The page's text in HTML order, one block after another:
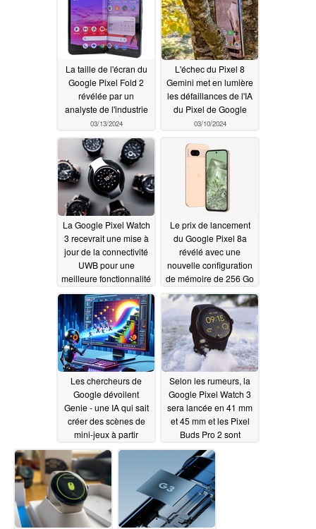
La taille de l'écran du
Google Pixel Fold 2
révélée par un
analyste de l'industrie
03/13/2024
L'échec du Pixel 8
Gemini met en lumière
les défaillances de l'IA
du Pixel de Google
03/10/2024
La Google Pixel Watch
3 recevrait une mise à
jour de la connectivité
UWB pour une
meilleure fonctionnalité
de déverrouillage de la
montre03/08/2024
Le prix de lancement
du Google Pixel 8a
révélé avec une
nouvelle configuration
de mémoire de 256 Go
selon les rumeurs
03/06/2024
Les chercheurs de
Google dévoilent
Genie - une IA qui sait
créer des scènes de
mini-jeux à partir
d'images d'exemple
03/06/2024
Selon les rumeurs, la
Google Pixel Watch 3
sera lancée en 41 mm
et 45 mm et les Pixel
Buds Pro 2 sont
également annoncés
03/05/2024